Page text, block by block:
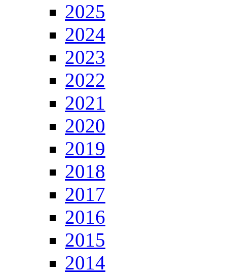
2025
2024
2023
2022
2021
2020
2019
2018
2017
2016
2015
2014